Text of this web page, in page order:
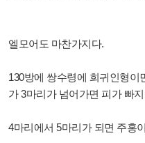
엘모어도 마찬가지다.
130방에 쌍수령에 희귀인형
가 3마리가 넘어가면 피가 빠
4마리에서 5마리가 되면 주홍